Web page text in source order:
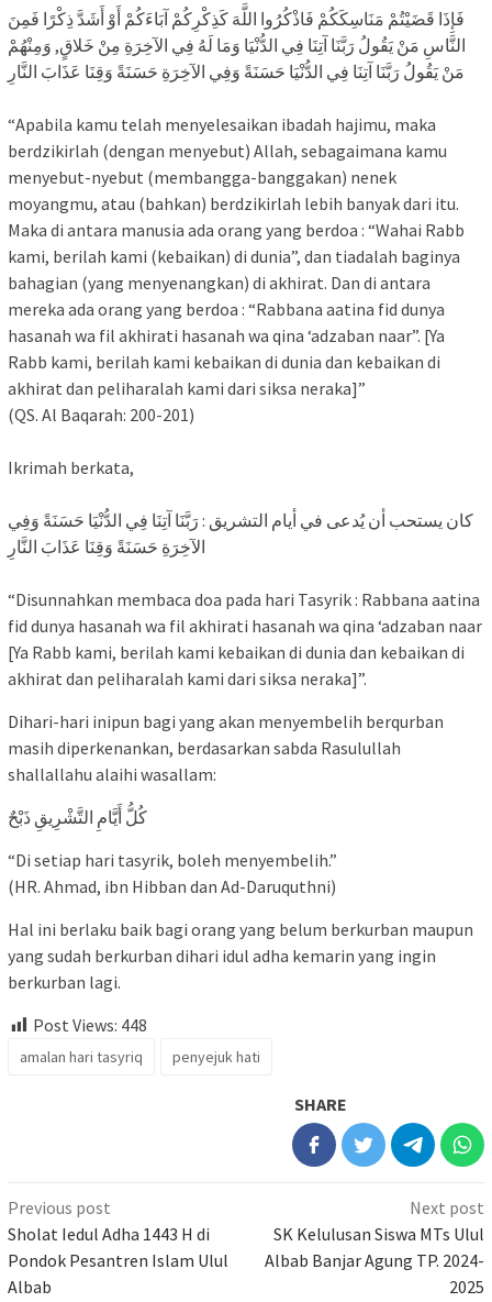
فَإِذَا قَضَيْتُمْ مَنَاسِكَكُمْ فَاذْكُرُوا اللَّهَ كَذِكْرِكُمْ آبَاءَكُمْ أَوْ أَشَدَّ ذِكْرًا فَمِنَ
النَّاسِ مَنْ يَقُولُ رَبَّنَا آتِنَا فِي الدُّنْيَا وَمَا لَهُ فِي الآخِرَةِ مِنْ خَلاقٍ, وَمِنْهُمْ
مَنْ يَقُولُ رَبَّنَا آتِنَا فِي الدُّنْيَا حَسَنَةً وَفِي الآخِرَةِ حَسَنَةً وَقِنَا عَذَابَ النَّارِ
“Apabila kamu telah menyelesaikan ibadah hajimu, maka
berdzikirlah (dengan menyebut) Allah, sebagaimana kamu
menyebut-nyebut (membangga-banggakan) nenek
moyangmu, atau (bahkan) berdzikirlah lebih banyak dari itu.
Maka di antara manusia ada orang yang berdoa : “Wahai Rabb
kami, berilah kami (kebaikan) di dunia”, dan tiadalah baginya
bahagian (yang menyenangkan) di akhirat. Dan di antara
mereka ada orang yang berdoa : “Rabbana aatina fid dunya
hasanah wa fil akhirati hasanah wa qina ‘adzaban naar”. [Ya
Rabb kami, berilah kami kebaikan di dunia dan kebaikan di
akhirat dan peliharalah kami dari siksa neraka]”
(QS. Al Baqarah: 200-201)
Ikrimah berkata,
ﻛﺎﻥ ﻳﺴﺘﺤﺐ ﺃﻥ ﻳُﺪﻋﻰ ﻓﻲ ﺃﻳﺎﻡ ﺍﻟﺘﺸﺮﻳﻖ : رَبَّنَا آتِنَا فِي الدُّنْيَا حَسَنَةً وَفِي
الآخِرَةِ حَسَنَةً وَقِنَا عَذَابَ النَّارِ
“Disunnahkan membaca doa pada hari Tasyrik : Rabbana aatina
fid dunya hasanah wa fil akhirati hasanah wa qina ‘adzaban naar
[Ya Rabb kami, berilah kami kebaikan di dunia dan kebaikan di
akhirat dan peliharalah kami dari siksa neraka]”.
Dihari-hari inipun bagi yang akan menyembelih berqurban
masih diperkenankan, berdasarkan sabda Rasulullah
shallallahu alaihi wasallam:
كُلُّ أَيَّامِ التَّشْرِيقِ ذَبْحٌ
“Di setiap hari tasyrik, boleh menyembelih.”
(HR. Ahmad, ibn Hibban dan Ad-Daruquthni)
Hal ini berlaku baik bagi orang yang belum berkurban maupun
yang sudah berkurban dihari idul adha kemarin yang ingin
berkurban lagi.
Post Views: 448
amalan hari tasyriq penyejuk hati
SHARE
Previous post
Sholat Iedul Adha 1443 H di
Pondok Pesantren Islam Ulul
Albab
Next post
SK Kelulusan Siswa MTs Ulul
Albab Banjar Agung TP. 2024-
2025